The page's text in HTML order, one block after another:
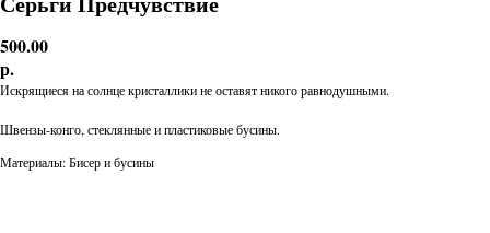
500.00
р.
Искрящиеся на солнце кристаллики не оставят никого равнодушными.
Швензы-конго, стеклянные и пластиковые бусины.
Материалы: Бисер и бусины